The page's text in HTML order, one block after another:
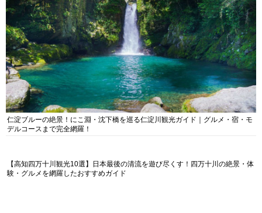
仁淀ブルーの絶景！にこ淵・沈下橋を巡る仁淀川観光ガイド｜グルメ・宿・モ
デルコースまで完全網羅！
【高知四万十川観光10選】日本最後の清流を遊び尽くす！四万十川の絶景・体
験・グルメを網羅したおすすめガイド